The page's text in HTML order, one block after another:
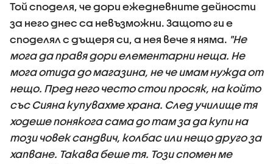
Той споделя, че дори ежедневните дейности
за него днес са невъзможни. Защото ги е
споделял с дъщеря си, а нея вече я няма. "Не
мога да правя дори елементарни неща. Не
мога отида до магазина, не че имам нужда от
нещо. Пред него често стои просяк, на който
със Сияна купувахме храна. След училище тя
ходеше понякога сама до там за да купи на
този човек сандвич, колбас или нещо друго за
хапване. Такава беше тя. Този спомен ме